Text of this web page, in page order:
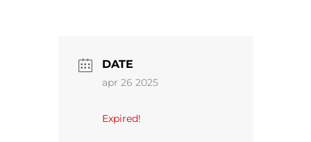
DATE
apr 26 2025
Expired!